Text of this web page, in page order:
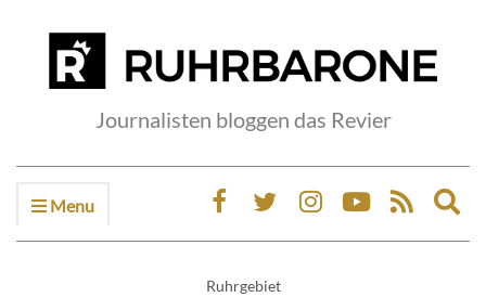
Journalisten bloggen das Revier
Menu
Ruhrgebiet